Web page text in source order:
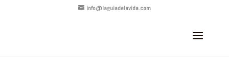
info@laguiadelavida.com